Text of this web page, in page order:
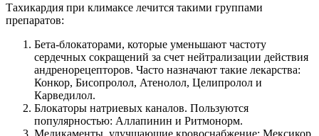
Тахикардия при климаксе лечится такими группами
препаратов:
Бета-блокаторами, которые уменьшают частоту
сердечных сокращений за счет нейтрализации действия
андренорецепторов. Часто назначают такие лекарства:
Конкор, Бисопролол, Атенолол, Целипролол и
Карведилол.
Блокаторы натриевых каналов. Пользуются
популярностью: Аллапинин и Ритмонорм.
Медикаменты, улучшающие кровоснабжение: Мексикор